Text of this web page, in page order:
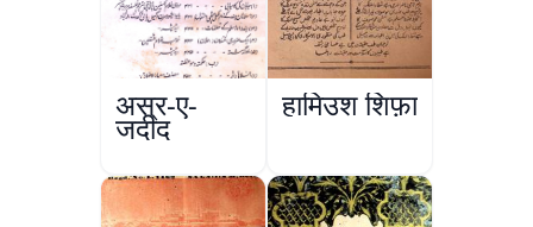
अस्र-ए-
जदीद
हामिउश शिफ़ा